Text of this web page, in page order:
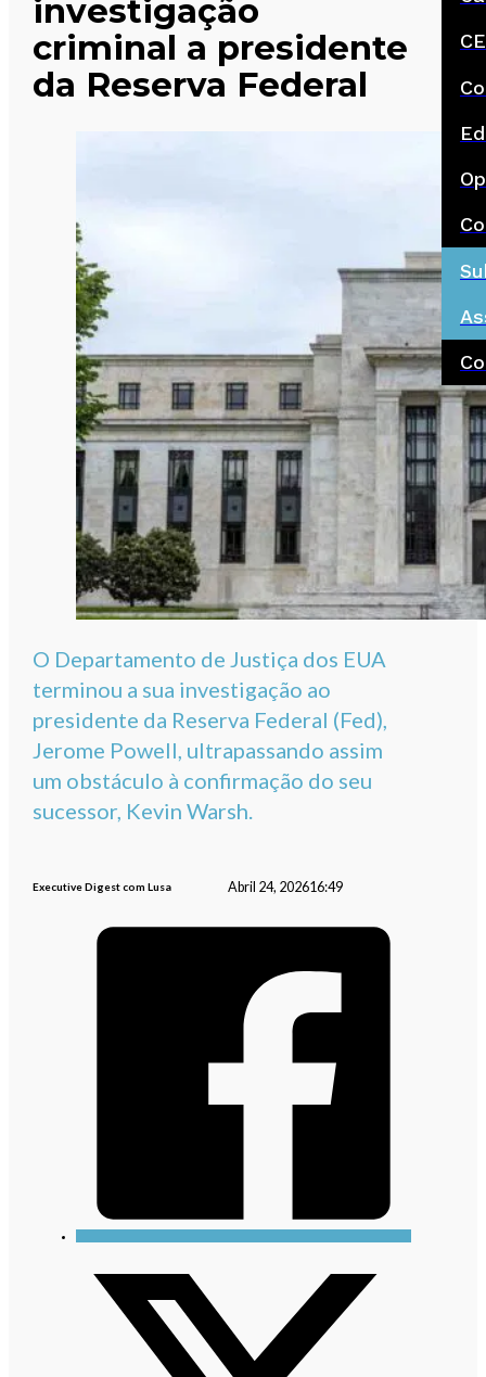
investigação
criminal a presidente
da Reserva Federal
O Departamento de Justiça dos EUA
terminou a sua investigação ao
presidente da Reserva Federal (Fed),
Jerome Powell, ultrapassando assim
um obstáculo à confirmação do seu
sucessor, Kevin Warsh.
Executive Digest com Lusa Abril 24, 202616:49